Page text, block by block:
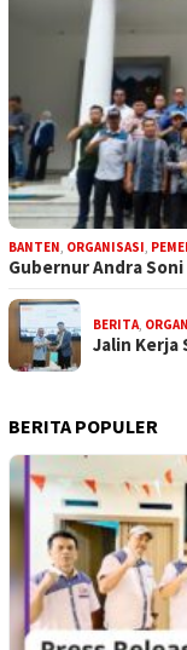
BANTEN, ORGANISASI,
Gubernur Andra
BERITA,
Jalin Kerja
BERITA POPULER